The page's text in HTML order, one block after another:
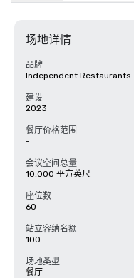
场地详情
品牌
Independent Restaurants
建设
2023
餐厅价格范围
-
会议空间总量
10,000 平方英尺
座位数
60
站立容纳名额
100
场地类型
餐厅